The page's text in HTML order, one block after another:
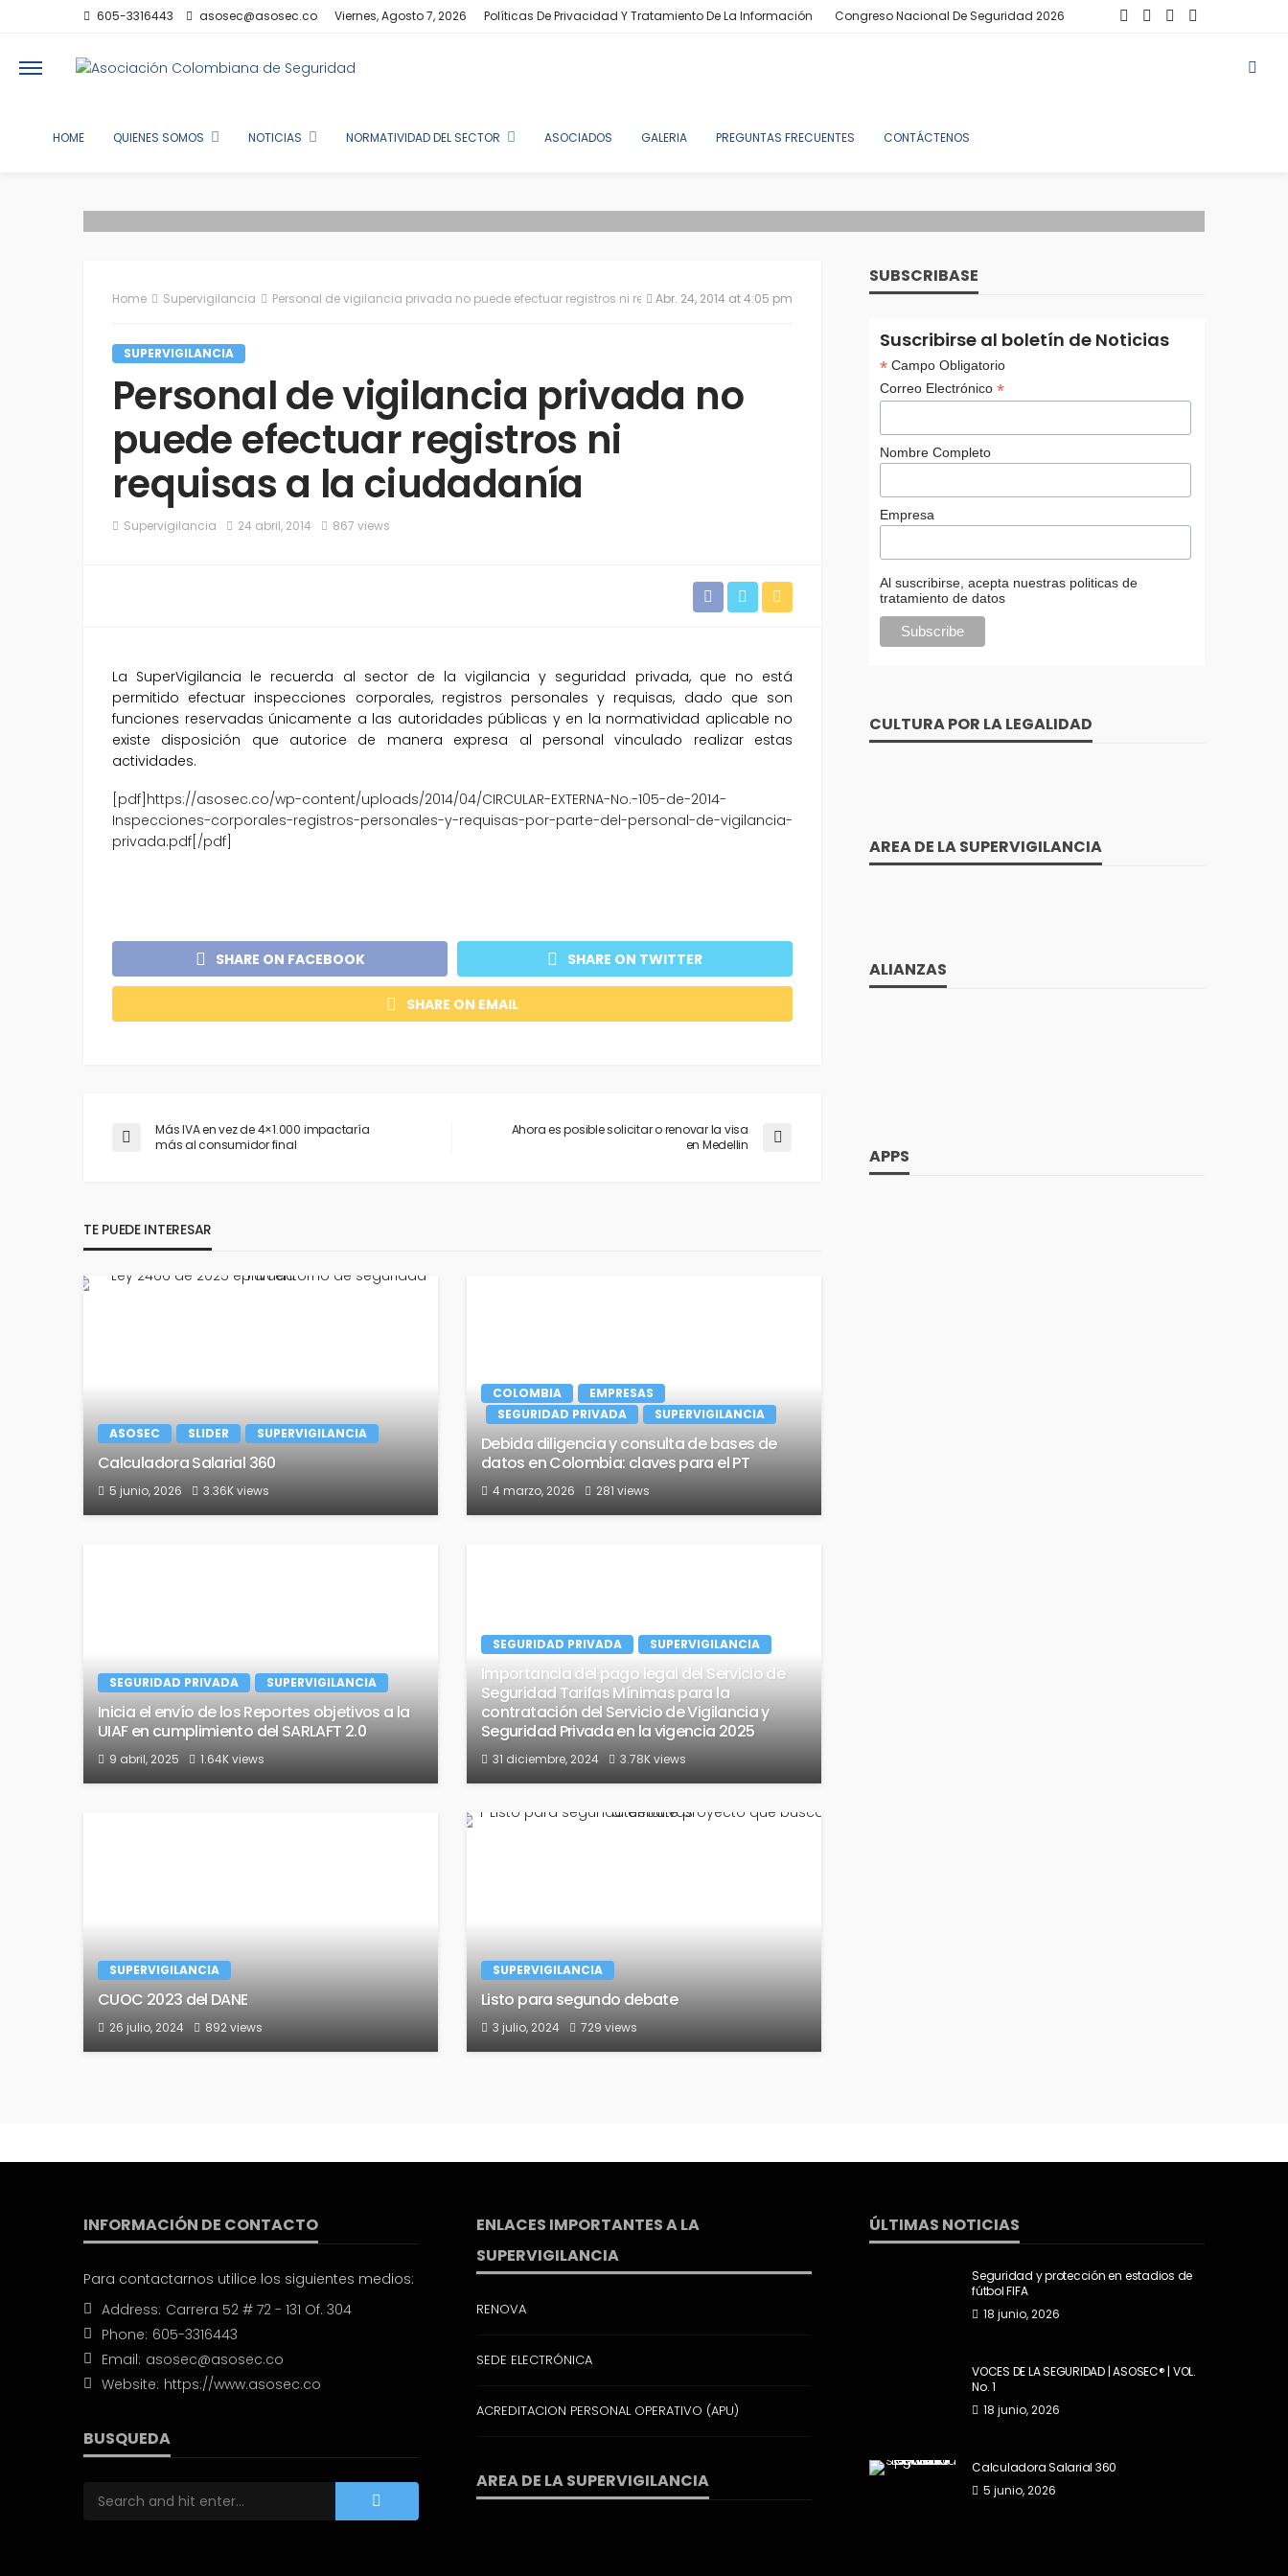
605-3316443 asosec@asosec.co Viernes, Agosto 7, 2026 Políticas De Privacidad Y Tratamiento De La Información Congreso Nacional De Seguridad 2026
HOME QUIENES SOMOS NOTICIAS NORMATIVIDAD DEL SECTOR ASOCIADOS GALERIA PREGUNTAS FRECUENTES CONTÁCTENOS
Home Supervigilancia Personal de vigilancia privada no puede efectuar registros ni requisas a la ciudadanía
Abr. 24, 2014 at 4:05 pm
SUPERVIGILANCIA
Personal de vigilancia privada no
puede efectuar registros ni
requisas a la ciudadanía
Supervigilancia 24 abril, 2014 867 views
La SuperVigilancia le recuerda al sector de la vigilancia y seguridad privada, que no está
permitido efectuar inspecciones corporales, registros personales y requisas, dado que son
funciones reservadas únicamente a las autoridades públicas y en la normatividad aplicable no
existe disposición que autorice de manera expresa al personal vinculado realizar estas
actividades.
[pdf]https://asosec.co/wp-content/uploads/2014/04/CIRCULAR-EXTERNA-No.-105-de-2014-
Inspecciones-corporales-registros-personales-y-requisas-por-parte-del-personal-de-vigilancia-
privada.pdf[/pdf]
SHARE ON FACEBOOK SHARE ON TWITTER
SHARE ON EMAIL
Más IVA en vez de 4×1.000 impactaría
más al consumidor final
Ahora es posible solicitar o renovar la visa
en Medellin
TE PUEDE INTERESAR
ASOSEC SLIDER SUPERVIGILANCIA
Calculadora Salarial 360
5 junio, 2026 3.36K views
COLOMBIA
EMPRESAS
SEGURIDAD PRIVADA
SUPERVIGILANCIA
Debida diligencia y consulta de bases de
datos en Colombia: claves para el PT
4 marzo, 2026 281 views
SEGURIDAD PRIVADA SUPERVIGILANCIA
Inicia el envío de los Reportes objetivos a la
UIAF en cumplimiento del SARLAFT 2.0
9 abril, 2025 1.64K views
SEGURIDAD PRIVADA SUPERVIGILANCIA
Importancia del pago legal del Servicio de
Seguridad Tarifas Mínimas para la
contratación del Servicio de Vigilancia y
Seguridad Privada en la vigencia 2025
31 diciembre, 2024 3.78K views
SUPERVIGILANCIA
CUOC 2023 del DANE
26 julio, 2024 892 views
SUPERVIGILANCIA
Listo para segundo debate
3 julio, 2024 729 views
SUBSCRIBASE
Suscribirse al boletín de Noticias
*Campo Obligatorio
Correo Electrónico *
Nombre Completo
Empresa
Al suscribirse, acepta nuestras politicas de
tratamiento de datos
CULTURA POR LA LEGALIDAD
AREA DE LA SUPERVIGILANCIA
ALIANZAS
APPS
INFORMACIÓN DE CONTACTO
Para contactarnos utilice los siguientes medios:
Address: Carrera 52 # 72 - 131 Of. 304
Phone: 605-3316443
Email: asosec@asosec.co
Website: https://www.asosec.co
BUSQUEDA
ENLACES IMPORTANTES A LA
SUPERVIGILANCIA
RENOVA
SEDE ELECTRÓNICA
ACREDITACION PERSONAL OPERATIVO (APU)
AREA DE LA SUPERVIGILANCIA
ÚLTIMAS NOTICIAS
Seguridad y protección en estadios de
fútbol FIFA
18 junio, 2026
VOCES DE LA SEGURIDAD | ASOSEC® | VOL.
No. 1
18 junio, 2026
Calculadora Salarial 360
5 junio, 2026